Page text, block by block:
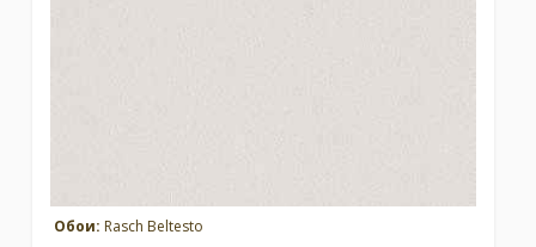
Обои: Rasch Beltesto